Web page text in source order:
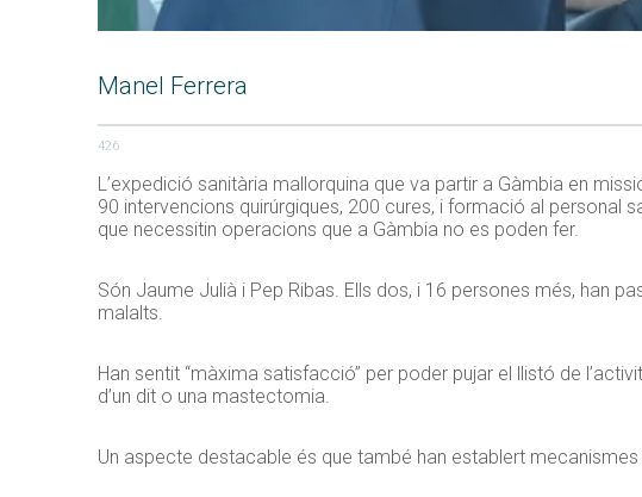
Manel Ferrera
426
L’expedició sanitària mallorquina que va partir a Gàmbia en
90 intervencions quirúrgiques, 200 cures, i formació al personal
que necessitin operacions que a Gàmbia no es poden fer.
Són Jaume Julià i Pep Ribas. Ells dos, i 16 persones més, han
malalts.
Han sentit “màxima satisfacció” per poder pujar el llistó de
d’un dit o una mastectomia.
Un aspecte destacable és que també han establert